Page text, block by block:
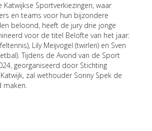
Sportverkiezingen, waar
en teams voor hun bijzondere
beloond, heeft de jury drie jonge
voor de titel Belofte van het jaar:
Lily Meijvogel (twirlen) en Sven
Tijdens de Avond van de Sport
georganiseerd door Stichting
zal wethouder Sonny Spek de
maken.